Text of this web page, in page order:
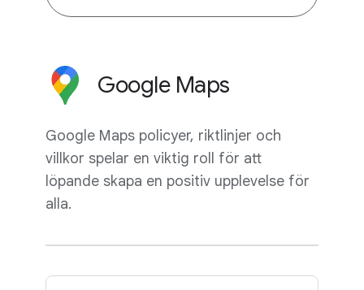
Google Maps
Google Maps policyer, riktlinjer och
villkor spelar en viktig roll för att
löpande skapa en positiv upplevelse för
alla.